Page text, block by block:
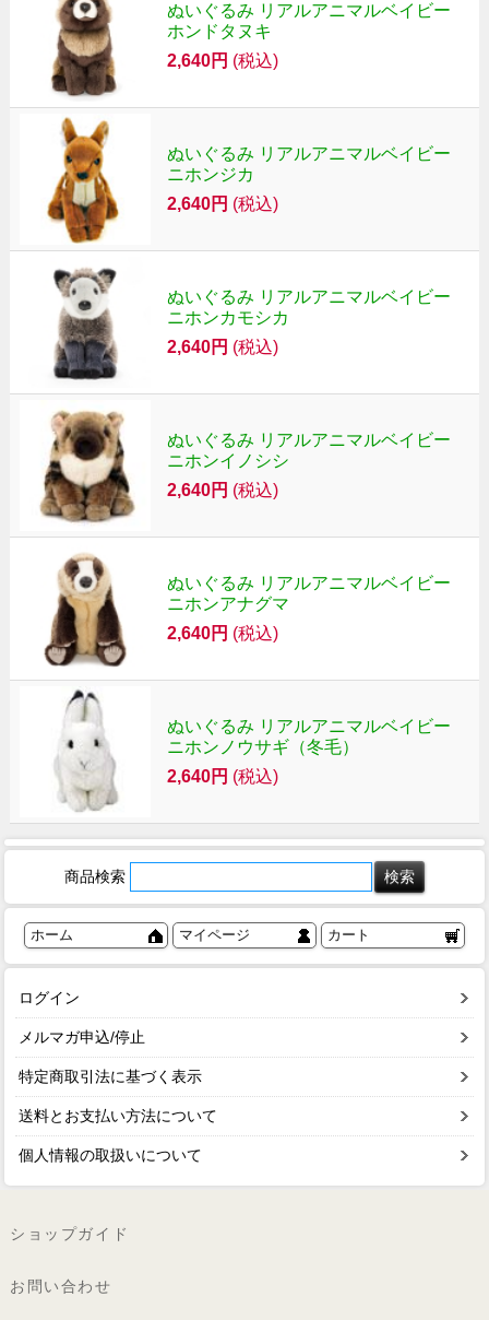
ぬいぐるみ リアルアニマルベイビー
ホンドタヌキ
2,640円 (税込)
ぬいぐるみ リアルアニマルベイビー
ニホンジカ
2,640円 (税込)
ぬいぐるみ リアルアニマルベイビー
ニホンカモシカ
2,640円 (税込)
ぬいぐるみ リアルアニマルベイビー
ニホンイノシシ
2,640円 (税込)
ぬいぐるみ リアルアニマルベイビー
ニホンアナグマ
2,640円 (税込)
ぬいぐるみ リアルアニマルベイビー
ニホンノウサギ（冬毛）
2,640円 (税込)
商品検索
ホーム マイページ カート
ログイン
メルマガ申込/停止
特定商取引法に基づく表示
送料とお支払い方法について
個人情報の取扱いについて
ショップガイド
お問い合わせ